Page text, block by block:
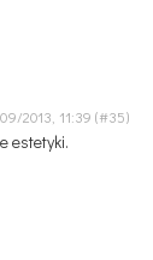
2013, 11:39
estetyki.